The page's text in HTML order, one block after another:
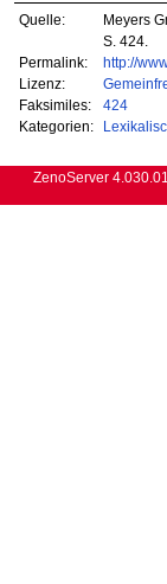
Quelle:
Meyers
S. 424.
Permalink:
http://
Lizenz:
Faksimiles:
424
Kategorien:
ZenoServer